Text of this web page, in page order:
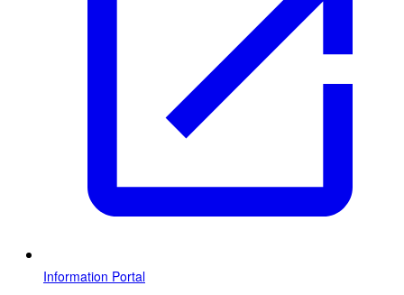
Information Portal